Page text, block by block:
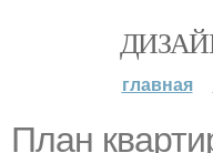
главная
План